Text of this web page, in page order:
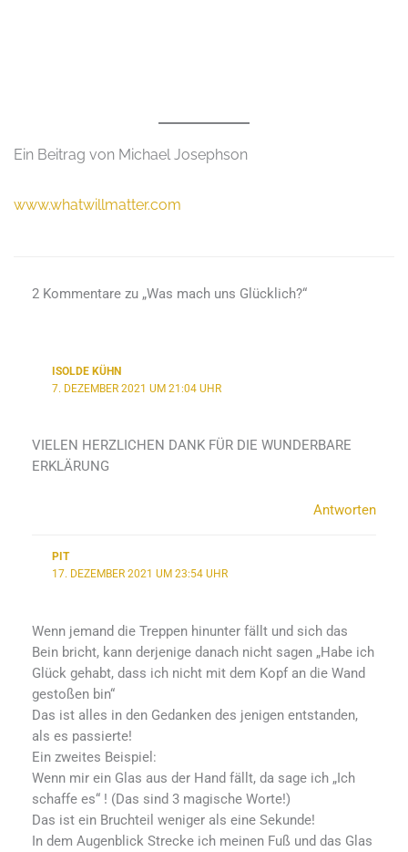
Ein Beitrag von Michael Josephson
www.whatwillmatter.com
2 Kommentare zu „Was mach uns Glücklich?“
ISOLDE KÜHN
7. DEZEMBER 2021 UM 21:04 UHR
VIELEN HERZLICHEN DANK FÜR DIE WUNDERBARE
ERKLÄRUNG
Antworten
PIT
17. DEZEMBER 2021 UM 23:54 UHR
Wenn jemand die Treppen hinunter fällt und sich das
Bein bricht, kann derjenige danach nicht sagen „Habe ich
Glück gehabt, dass ich nicht mit dem Kopf an die Wand
gestoßen bin“
Das ist alles in den Gedanken des jenigen entstanden,
als es passierte!
Ein zweites Beispiel:
Wenn mir ein Glas aus der Hand fällt, da sage ich „Ich
schaffe es“ ! (Das sind 3 magische Worte!)
Das ist ein Bruchteil weniger als eine Sekunde!
In dem Augenblick Strecke ich meinen Fuß und das Glas